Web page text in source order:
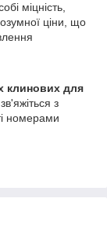
міцність,
ціни, що
клинових для
зв'яжіться з
номерами